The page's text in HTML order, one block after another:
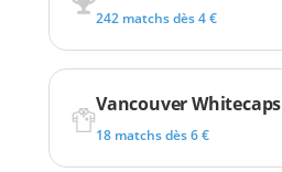
242 matchs dès 4 €
Vancouver Whitecaps
18 matchs dès 6 €